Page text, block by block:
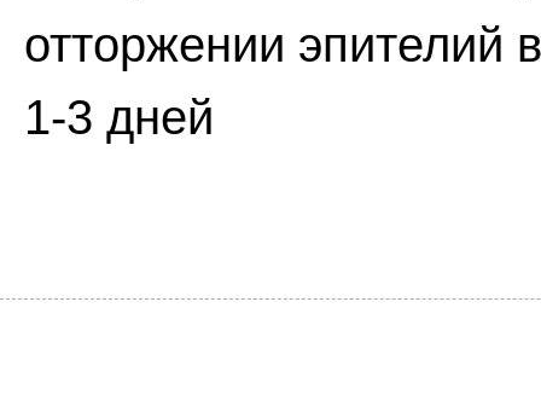
отторжении эпителий
1-3 дней